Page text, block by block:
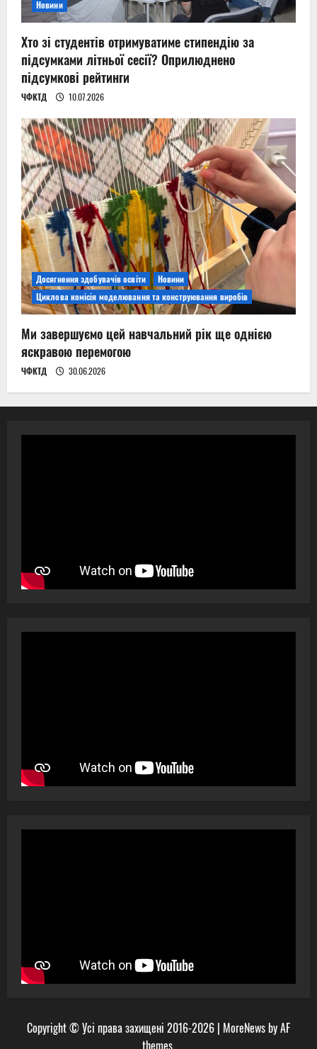
Новини
Хто зі студентів отримуватиме стипендію за
підсумками літньої сесії? Оприлюднено
підсумкові рейтинги
ЧФКТД 10.07.2026
Досягнення здобувачів освіти
Новини
Циклова комісія моделювання та конструювання виробів
Ми завершуємо цей навчальний рік ще однією
яскравою перемогою
ЧФКТД 30.06.2026
Copyright © Усі права захищені 2016-2026 | MoreNewsby AF
themes.